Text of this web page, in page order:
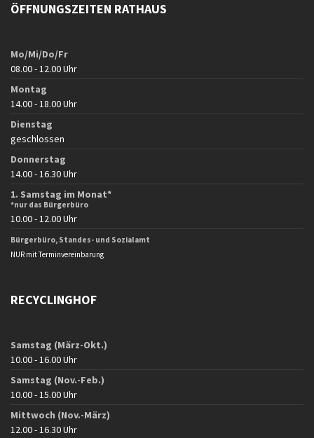
ÖFFNUNGSZEITEN RATHAUS
Mo/Mi/Do/Fr
08.00 - 12.00 Uhr
Montag
14.00 - 18.00 Uhr
Dienstag
geschlossen
Donnerstag
14.00 - 16.30 Uhr
1. Samstag im Monat*
*nur das Bürgerbüro
10.00 - 12.00 Uhr
Bürgerbüro, Standes- und Sozialamt
NUR mit Terminvereinbarung
RECYCLINGHOF
Samstag (März-Okt.)
10.00 - 16.00 Uhr
Samstag (Nov.-Feb.)
10.00 - 15.00 Uhr
Mittwoch (Nov.-März)
12.00 - 16.30 Uhr